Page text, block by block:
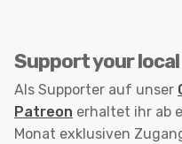
Support your
Als Supporter auf unser
Patreon erhaltet ihr ab
Monat exklusiven